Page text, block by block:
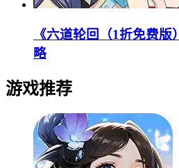
《六道轮回（1折免费
略
游戏推荐